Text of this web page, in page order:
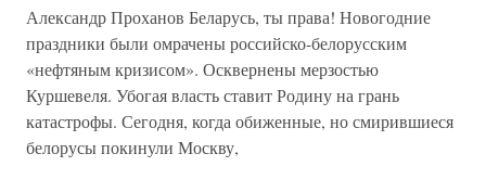
Александр Проханов Беларусь, ты права! Новогодние
праздники были омрачены российско-белорусским
«нефтяным кризисом». Осквернены мерзостью
Куршевеля. Убогая власть ставит Родину на грань
катастрофы. Сегодня, когда обиженные, но смирившиеся
белорусы покинули Москву,